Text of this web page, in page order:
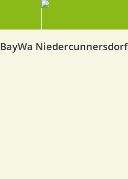
BayWa Niedercunnersdorf